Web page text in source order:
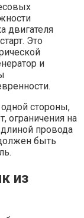
двигателя
Это
и
одной стороны,
ограничения на
провода
быть
из